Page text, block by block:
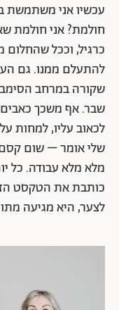
עכשיו אני משתמשת
חולמת? אני חולמת
כרגיל, וככל שהחלום
להתעלם ממנו. גם
שקורה במרחב
שבר. אף משכך
לכאוב עליו, למחות
שלי אומר – שום
מלא מלא עבודה. כל
כותבת את הטקסט
לצער, היא מגיעה